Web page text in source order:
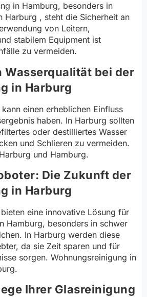
in Hamburg, besonders in
Harburg , steht die Sicherheit an
von Leitern,
stabilem Equipment ist
zu vermeiden.
Wasserqualität bei der
in Harburg
einen erheblichen Einfluss
haben. In Harburg sollten
oder destilliertes Wasser
und Schlieren zu vermeiden.
und Hamburg.
Die Zukunft der
in Harburg
eine innovative Lösung für
Hamburg, besonders in schwer
In Harburg werden diese
da sie Zeit sparen und für
sorgen. Wohnungsreinigung in
Ihrer Glasreinigung